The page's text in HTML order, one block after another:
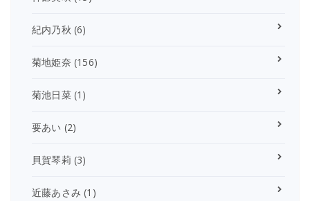
紀内乃秋 (6)
菊地姫奈 (156)
菊池日菜(1)
要あい (2)
貝賀琴莉 (3)
近藤あさみ (1)